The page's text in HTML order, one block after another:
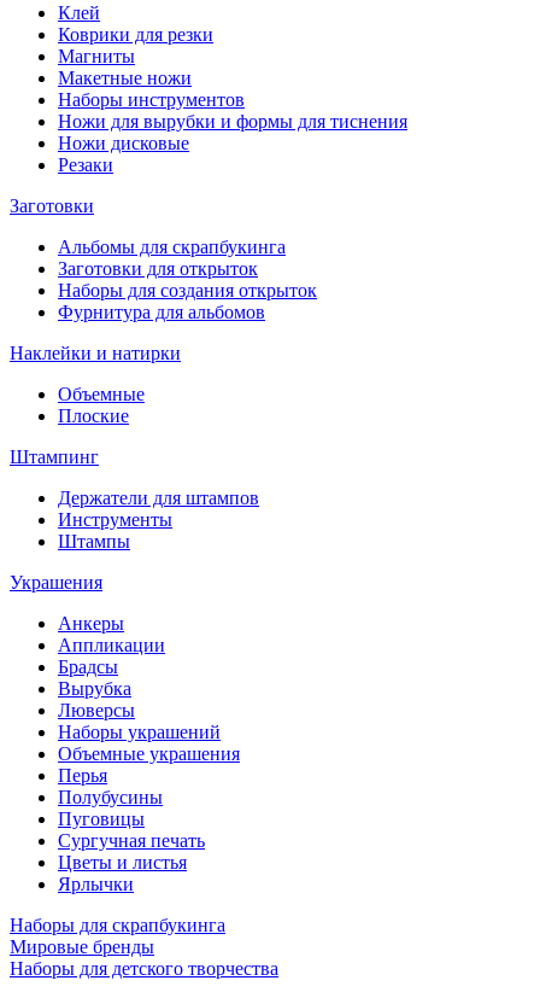
Клей
Коврики для резки
Магниты
Макетные ножи
Наборы инструментов
Ножи для вырубки и формы для тиснения
Ножи дисковые
Резаки
Заготовки
Альбомы для скрапбукинга
Заготовки для открыток
Наборы для создания открыток
Фурнитура для альбомов
Наклейки и натирки
Объемные
Плоские
Штампинг
Держатели для штампов
Инструменты
Штампы
Украшения
Анкеры
Аппликации
Брадсы
Вырубка
Люверсы
Наборы украшений
Объемные украшения
Перья
Полубусины
Пуговицы
Сургучная печать
Цветы и листья
Ярлычки
Наборы для скрапбукинга
Мировые бренды
Наборы для детского творчества